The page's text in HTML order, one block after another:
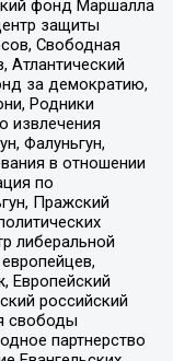
фонд Маршалла
защиты
Свободная
Атлантический
за демократию,
Родники
извлечения
Фалуньгун,
в отношении
по
Пражский
либеральной
Европейский
российский
свободы
партнерство